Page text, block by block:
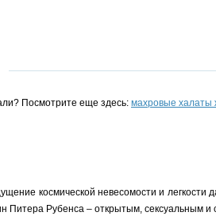
Посмотрите еще здесь: махровые халаты
космической невесомости и легкости
Питера Рубенса – открытым, сексуальным и